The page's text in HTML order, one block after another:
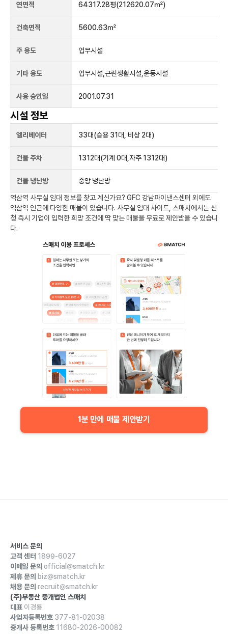
연면적 64317.28평(212620.07㎡)
건축면적 5600.63㎡
주 용도 업무시설
기타 용도 업무시설,근린생활시설,운동시설
사용 승인일 2001.07.31
시설 정보
엘리베이터 33대(승용 31대, 비상 2대)
건물 주차 1312대(기계 0대,자주 1312대)
건물 냉난방 중앙 냉난방
역삼역 사무실 임대 정보를 찾고 계신가요? GFC 강남파이낸스센터 외에도
역삼역 인근에 다양한 매물이 있습니다. 사무실 임대 사이트, 스매치에서는 신
청 즉시 기업이 입력한 희망 조건에 딱 맞는 매물을 무료로 제안받을 수 있습니
다.
1분 만에 매물 제안받기
서비스 문의
고객 센터 1899-6027
이메일 문의 official@smatch.kr
제휴 문의 biz@smatch.kr
채용 문의 recruit@smatch.kr
(주)부동산 중개법인 스매치
대표 이경룡
사업자등록번호 377-81-02038
중개사 등록번호 11680-2026-00082